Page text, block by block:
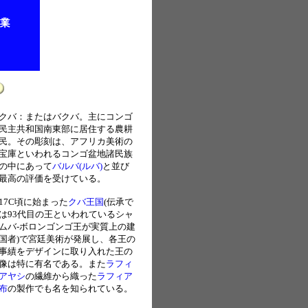
バ：またはバクバ。主にコンゴ
主共和国南東部に居住する農耕
。その彫刻は、アフリカ美術の
庫といわれるコンゴ盆地諸民族
中にあってバルバ(ルバ)と並び
高の評価を受けている。
頃に始まったクバ王国(伝承で
93代目の王といわれているシャ
バ-ボロンゴンゴ王が実質上の建
者)で宮廷美術が発展し、各王の
績をデザインに取り入れた王の
は特に有名である。またラフィ
ヤシの繊維から織ったラフィア
の製作でも名を知られている。